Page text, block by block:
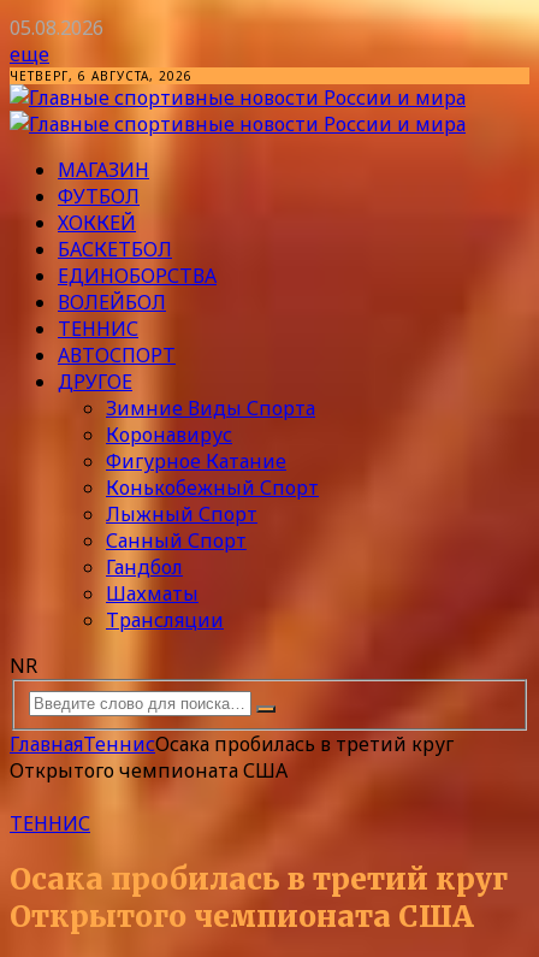
05.08.2026
еще
ЧЕТВЕРГ, 6 АВГУСТА, 2026
МАГАЗИН
ФУТБОЛ
ХОККЕЙ
БАСКЕТБОЛ
ЕДИНОБОРСТВА
ВОЛЕЙБОЛ
ТЕННИС
АВТОСПОРТ
ДРУГОЕ
Зимние Виды Спорта
Коронавирус
Фигурное Катание
Конькобежный Спорт
Лыжный Спорт
Санный Спорт
Гандбол
Шахматы
Трансляции
NR
ГлавнаяТеннисОсака пробилась в третий круг
Открытого чемпионата США
ТЕННИС
Осака пробилась в третий круг
Открытого чемпионата США